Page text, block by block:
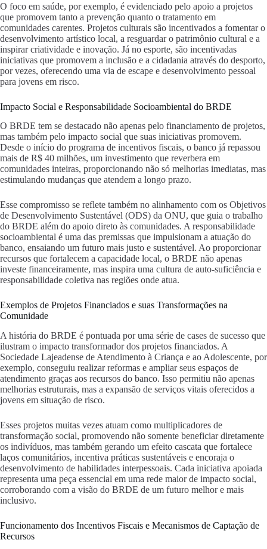
O foco em saúde, por exemplo, é evidenciado pelo apoio a projetos
que promovem tanto a prevenção quanto o tratamento em
comunidades carentes. Projetos culturais são incentivados a fomentar o
desenvolvimento artístico local, a resguardar o patrimônio cultural e a
inspirar criatividade e inovação. Já no esporte, são incentivadas
iniciativas que promovem a inclusão e a cidadania através do desporto,
por vezes, oferecendo uma via de escape e desenvolvimento pessoal
para jovens em risco.
Impacto Social e Responsabilidade Socioambiental do BRDE
O BRDE tem se destacado não apenas pelo financiamento de projetos,
mas também pelo impacto social que suas iniciativas promovem.
Desde o início do programa de incentivos fiscais, o banco já repassou
mais de R$ 40 milhões, um investimento que reverbera em
comunidades inteiras, proporcionando não só melhorias imediatas, mas
estimulando mudanças que atendem a longo prazo.
Esse compromisso se reflete também no alinhamento com os Objetivos
de Desenvolvimento Sustentável (ODS) da ONU, que guia o trabalho
do BRDE além do apoio direto às comunidades. A responsabilidade
socioambiental é uma das premissas que impulsionam a atuação do
banco, ensaiando um futuro mais justo e sustentável. Ao proporcionar
recursos que fortalecem a capacidade local, o BRDE não apenas
investe financeiramente, mas inspira uma cultura de auto-suficiência e
responsabilidade coletiva nas regiões onde atua.
Exemplos de Projetos Financiados e suas Transformações na
Comunidade
A história do BRDE é pontuada por uma série de cases de sucesso que
ilustram o impacto transformador dos projetos financiados. A
Sociedade Lajeadense de Atendimento à Criança e ao Adolescente, por
exemplo, conseguiu realizar reformas e ampliar seus espaços de
atendimento graças aos recursos do banco. Isso permitiu não apenas
melhorias estruturais, mas a expansão de serviços vitais oferecidos a
jovens em situação de risco.
Esses projetos muitas vezes atuam como multiplicadores de
transformação social, promovendo não somente beneficiar diretamente
os indivíduos, mas também gerando um efeito cascata que fortalece
laços comunitários, incentiva práticas sustentáveis e encoraja o
desenvolvimento de habilidades interpessoais. Cada iniciativa apoiada
representa uma peça essencial em uma rede maior de impacto social,
corroborando com a visão do BRDE de um futuro melhor e mais
inclusivo.
Funcionamento dos Incentivos Fiscais e Mecanismos de Captação de
Recursos